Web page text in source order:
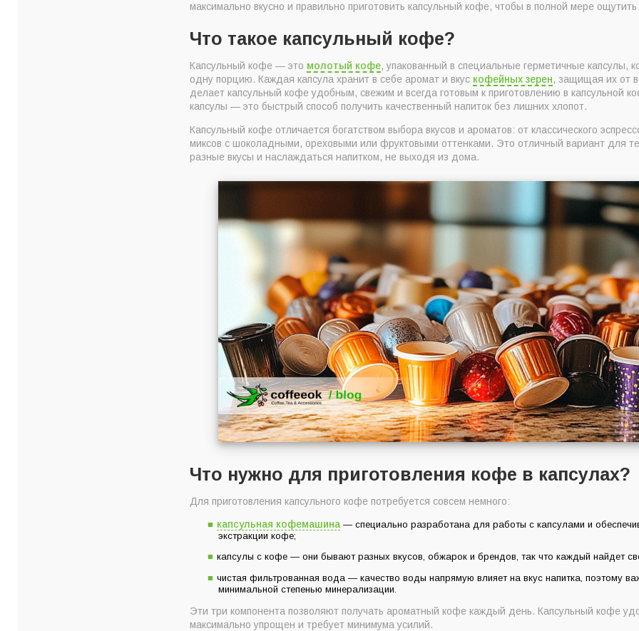
Подготовка
Выбор степени помола и дозировки
Оптимальная температура и уровень минерализации воды
Пролив
Не забывайте следить за чистотой кофемашины
Несколько секретов по приготовлению кофе в капсулах
максимально вкусно и правильно приготовить капсульный кофе, чтобы в полной мере ощутить
Что такое капсульный кофе?
Капсульный кофе — это молотый кофе, упакованный в специальные герметичные капсулы,
одну порцию. Каждая капсула хранит в себе аромат и вкус кофейных зерен, защищая их от
делает капсульный кофе удобным, свежим и всегда готовым к приготовлению в капсульной
капсулы — это быстрый способ получить качественный напиток без лишних хлопот.
Капсульный кофе отличается богатством выбора вкусов и ароматов: от классического
миксов с шоколадными, ореховыми или фруктовыми оттенками. Это отличный вариант для
разные вкусы и наслаждаться напитком, не выходя из дома.
Что нужно для приготовления кофе в капсулах?
Для приготовления капсульного кофе потребуется совсем немного:
капсульная кофемашина — специально разработана для работы с капсулами и
экстракции кофе;
капсулы с кофе — они бывают разных вкусов, обжарок и брендов, так что каждый найдет
чистая фильтрованная вода — качество воды напрямую влияет на вкус напитка, поэтому
минимальной степенью минерализации.
Эти три компонента позволяют получать ароматный кофе каждый день. Капсульный кофе
максимально упрощен и требует минимума усилий.